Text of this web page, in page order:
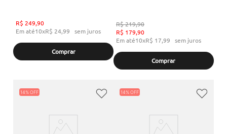
R$ 249,90
Em até10xR$ 24,99 sem juros
Comprar
R$219,90
R$ 179,90
Em até10xR$ 17,99 sem juros
Comprar
14% 14%